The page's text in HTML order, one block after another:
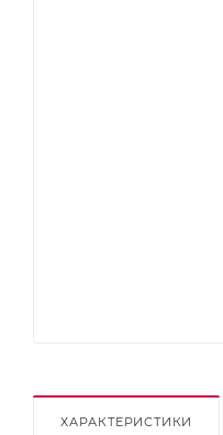
ХАРАКТЕРИСТИКИ